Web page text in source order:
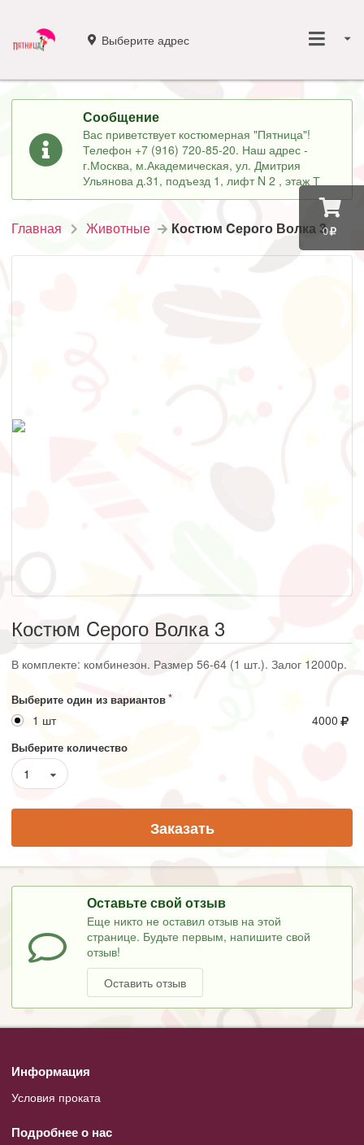
0
Выберите адрес
Сообщение
Вас приветствует костюмерная "Пятница"!
Телефон +7 (916) 720-85-20. Наш адрес -
г.Москва, м.Академическая, ул. Дмитрия
Ульянова д.31, подъезд 1, лифт N 2 , этаж Т
Главная Животные Костюм Cерого Волка 3
Костюм Cерого Волка 3
В комплекте: комбинезон. Размер 56-64 (1 шт.). Залог 12000р.
Выберите один из вариантов
1 шт 4000
Выберите количество
1
Заказать
Оставьте свой отзыв
Еще никто не оставил отзыв на этой
странице. Будьте первым, напишите свой
отзыв!
Оставить отзыв
Информация
Условия проката
Подробнее о нас